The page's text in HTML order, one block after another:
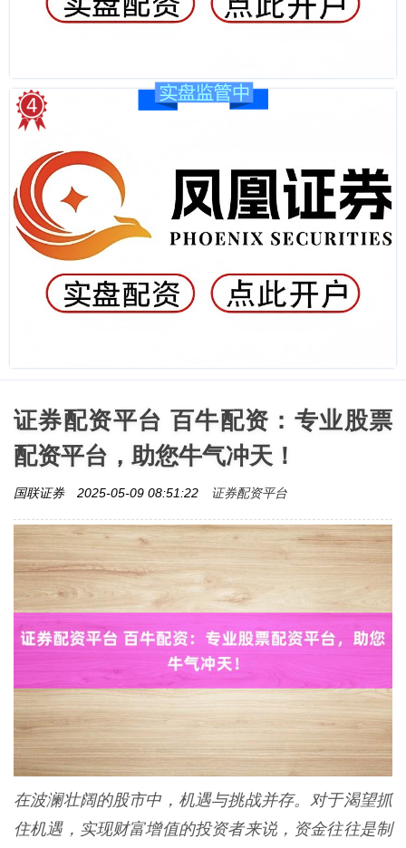
证券配资平台 百牛配资：专业股票
配资平台，助您牛气冲天！
国联证券 2025-05-09 08:51:22 证券配资平台
在波澜壮阔的股市中，机遇与挑战并存。对于渴望抓
住机遇，实现财富增值的投资者来说，资金往往是制